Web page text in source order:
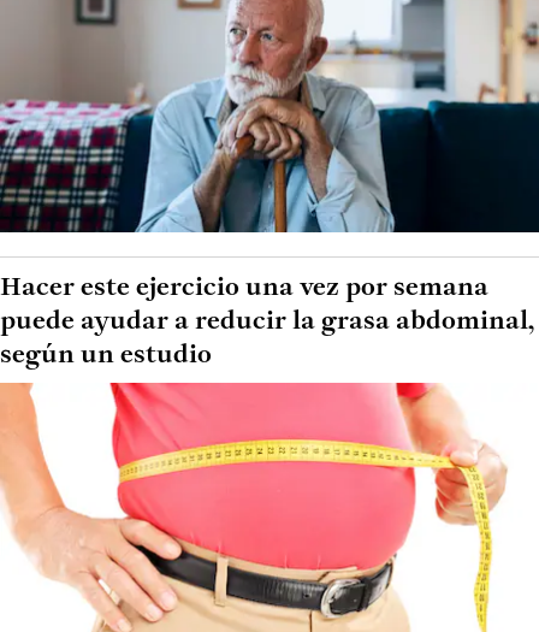
Hacer este ejercicio una vez por semana
puede ayudar a reducir la grasa abdominal,
según un estudio